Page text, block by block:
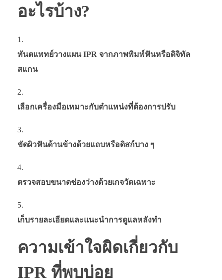
อะไรบ้าง?
ทันตแพทย์วางแผน IPR จากภาพพิมพ์ฟันหรือดิจิทัล
สแกน
เลือกเครื่องมือเหมาะกับตำแหน่งที่ต้องการปรับ
ขัดผิวฟันด้านข้างด้วยแถบหรือดิสก์บาง ๆ
ตรวจสอบขนาดช่องว่างด้วยเกจวัดเฉพาะ
เก็บรายละเอียดและแนะนำการดูแลหลังทำ
ความเข้าใจผิดเกี่ยวกับ
IPR ที่พบบ่อย